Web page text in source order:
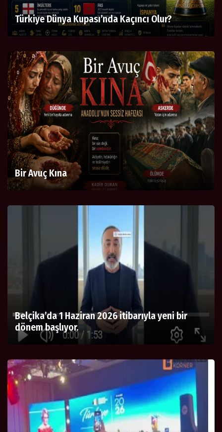
Türkiye Dünya Kupası’nda Kaçıncı Olur?
Bir Avuç Kına
Belçika’da 1 Haziran 2026 itibarıyla yeni bir
dönem başlıyor.